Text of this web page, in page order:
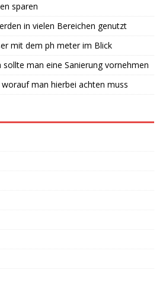
sparen
in vielen Bereichen genutzt
mit dem ph meter im Blick
sollte man eine Sanierung vornehmen
man hierbei achten muss